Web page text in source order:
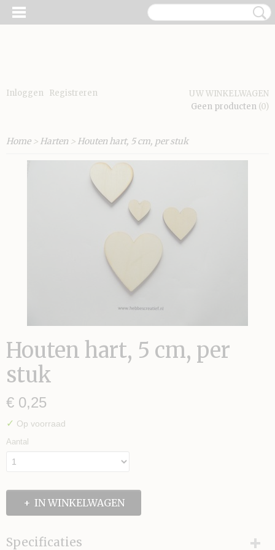
Inloggen Registreren
UW WINKELWAGEN
Geen producten (0)
Home> Harten > Houten hart, 5 cm, per stuk
Houten hart, 5 cm, per
stuk
€ 0,25
✓ Op voorraad
Aantal
IN WINKELWAGEN
Specificaties
MAKEN